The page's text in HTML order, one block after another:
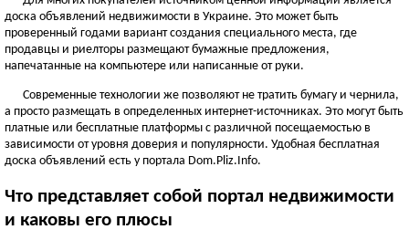
Бахмач
Смотреть всё
ЧЕРНОВИЦКАЯ ОБЛАСТЬ
Черновцы
Новоднестровск
Вижница
Смотреть всё
Севастополь
доска объявлений недвижимости в Украине. Это может быть
проверенный годами вариант создания специального места, где
продавцы и риелторы размещают бумажные предложения,
напечатанные на компьютере или написанные от руки.
Современные технологии же позволяют не тратить бумагу и чернила,
а просто размещать в определенных интернет-источниках. Это могут быть
платные или бесплатные платформы с различной посещаемостью в
зависимости от уровня доверия и популярности. Удобная бесплатная
доска объявлений есть у портала Dom.Pliz.Info.
Что представляет собой портал недвижимости
и каковы его плюсы